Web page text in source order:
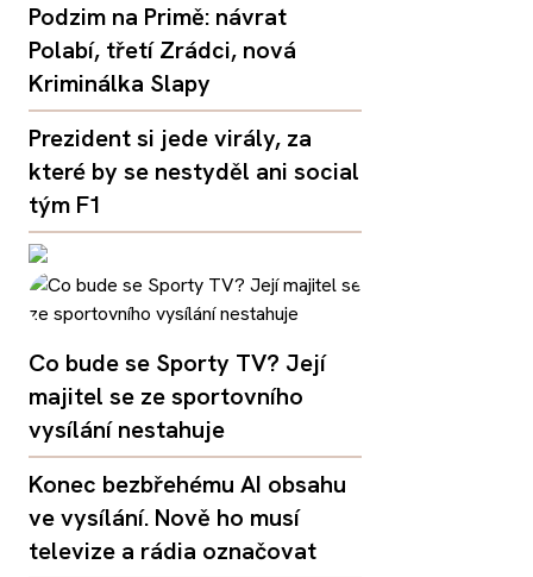
Podzim na Primě: návrat
Polabí, třetí Zrádci, nová
Kriminálka Slapy
Prezident si jede virály, za
které by se nestyděl ani social
tým F1
Co bude se Sporty TV? Její
majitel se ze sportovního
vysílání nestahuje
Konec bezbřehému AI obsahu
ve vysílání. Nově ho musí
televize a rádia označovat